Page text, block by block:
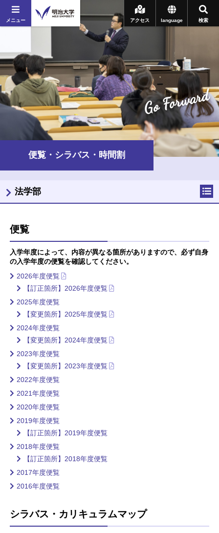
メニュー 検索
language
アクセス
Go Forward
便覧・シラバス・時間割
便覧
入学年度によって、内容が異なる箇所がありますので、必ず自身
の入学年度の便覧を確認してください。
2026年度便覧
【訂正箇所】2026年度便覧
2025年度便覧
【変更箇所】2025年度便覧
2024年度便覧
【変更箇所】2024年度便覧
2023年度便覧
【変更箇所】2023年度便覧
2022年度便覧
2021年度便覧
2020年度便覧
2019年度便覧
【訂正箇所】2019年度便覧
2018年度便覧
【訂正箇所】2018年度便覧
2017年度便覧
2016年度便覧
シラバス・カリキュラムマップ
法学部